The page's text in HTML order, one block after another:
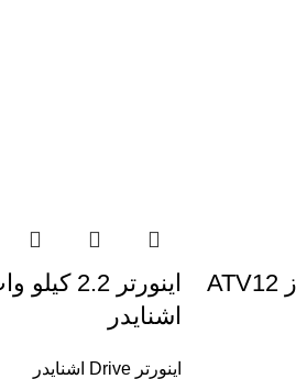
اینورتر 1.5 کيلو وات تک فاز ATV12
اشنایدر
اینورتر Drive اشنایدر